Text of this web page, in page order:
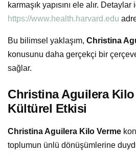
karmaşık yapısını ele alır. Detaylar
https://www.health.harvard.edu
Bu bilimsel yaklaşım, Christina
konusunu daha gerçekçi bir
sağlar.
Christina Aguilera Kilo
Kültürel Etkisi
Christina Aguilera Kilo Verme
toplumun ünlü dönüşümlerine